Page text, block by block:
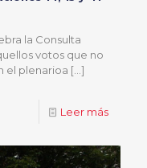
la Consulta
votos que no
el plenarioa […]
Leer más